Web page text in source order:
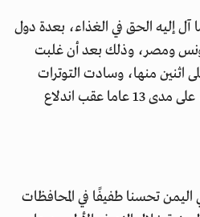
آل إليه الحق في الغذاء، بعدة دول
ومصر، وذلك بعد أن غلبت
اثنين منها، وسادت التوترات
السياسية في الاثنين الآخرين، على مدى 13 عاما عقب اندلاع
تحسنا طفيفًا في المحافظات